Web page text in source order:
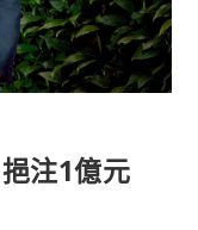
注1億元